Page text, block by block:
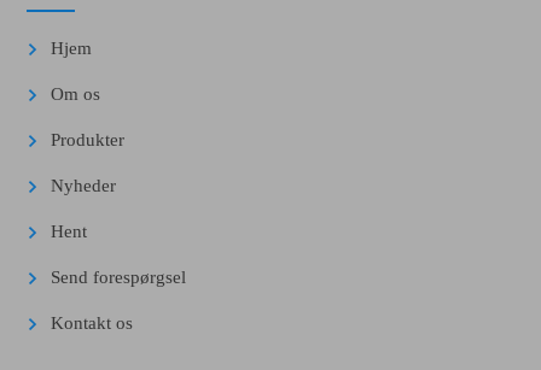
Hjem
Om os
Produkter
Nyheder
Hent
Send forespørgsel
Kontakt os